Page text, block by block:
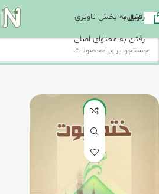
رفتن به بخش ناوبری
رفتن به محتوای اصلی
ریال0
-20%